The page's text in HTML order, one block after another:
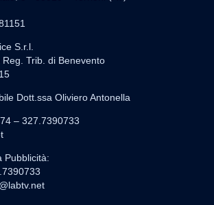
S.r.l.
Trib. di Benevento
Dott.ssa Oliviero Antonella
– 327.7390733
Pubblicità: